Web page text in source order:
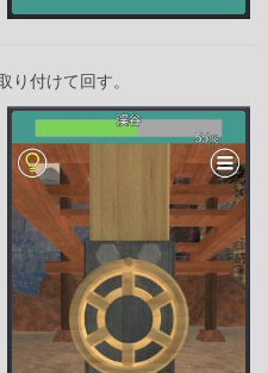
り付けて回す。